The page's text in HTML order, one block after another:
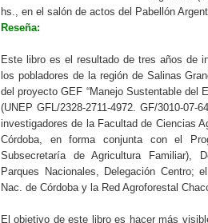
hs., en el salón de actos del Pabellón
Reseña:
Este libro es el resultado de tres años de
los pobladores de la región de Salinas
del proyecto GEF “Manejo Sustentable del
(UNEP GFL/2328-2711-4972. GF/3010-
investigadores de la Facultad de Ciencias
Córdoba, en forma conjunta con el
Subsecretaría de Agricultura Familiar),
Parques Nacionales, Delegación Centro;
Nac. de Córdoba y la Red Agroforestal
El objetivo de este libro es hacer más